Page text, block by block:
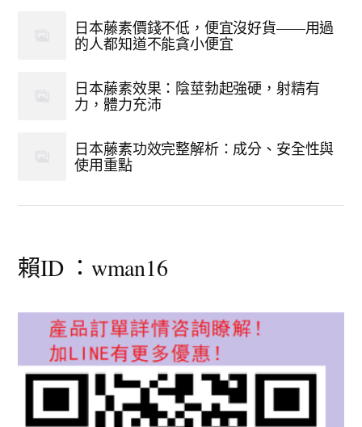
日本藤素價錢不低，便宜沒好貨——用過
的人都知道不能貪小便宜
日本藤素效果：陰莖勃起強硬，射精有
力，體力充沛
日本藤素功效完整解析：成分、安全性與
使用重點
賴ID ：wman16